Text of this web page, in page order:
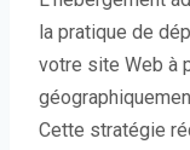
la pratique de
votre site Web à
Cette stratégie